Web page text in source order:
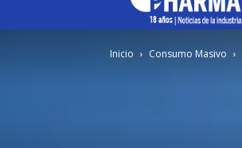
Inicio Consumo Masivo